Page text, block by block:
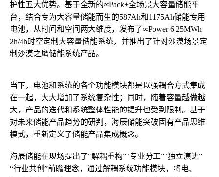
护性五大优势。基于全新的∞Pack+全场景大容量储能平
台，结合专为大容量储能而生的587Ah和1175Ah储能专用
电池，从时间和空间两大维度，发布了∞Power 6.25MWh
2h/4h时空定制大容量储能系统，并推出了针对沙漠场景定
制沙漠之鹰储能系统产品。
当下，电池和系统的各个功能模块都是以强耦合方式集成
在一起，大大增加了系统复杂性；同时，随着容量越做越
大，产品的迭代和系统整体性能的提升也受到限制。基于
对未来储能产品趋势的研判，海辰储能突破固有产品思维
模式，重新定义了储能产品集成概念。
海辰储能在现场提出了“解耦重构”“专业分工”“独立演进”
“行业共创”前瞻理念，通过解耦系统功能模块，将电、